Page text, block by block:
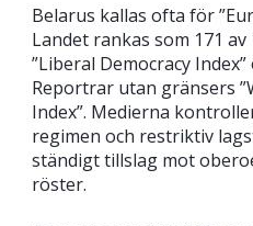
Belarus kallas ofta för
Landet rankas som 171
”Liberal Democracy
Reportrar utan gränsers
Index”. Medierna
regimen och restriktiv
ständigt tillslag mot
röster.